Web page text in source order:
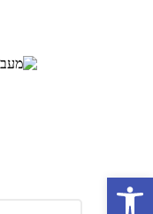
פתח סרגל נגישות